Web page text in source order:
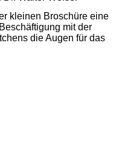
kleinen Broschüre eine
mit der
die Augen für das